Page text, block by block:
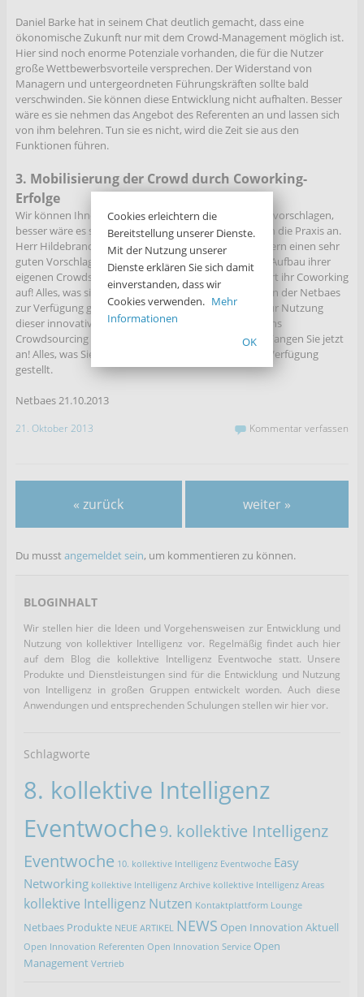
Daniel Barke hat in seinem Chat deutlich gemacht, dass eine
ökonomische Zukunft nur mit dem Crowd-Management möglich ist.
Hier sind noch enorme Potenziale vorhanden, die für die Nutzer
große Wettbewerbsvorteile versprechen. Der Widerstand von
Managern und untergeordneten Führungskräften sollte bald
verschwinden. Sie können diese Entwicklung nicht aufhalten. Besser
wäre es sie nehmen das Angebot des Referenten an und lassen sich
von ihm belehren. Tun sie es nicht, wird die Zeit sie aus den
Funktionen führen.
3. Mobilisierung der Crowd durch Coworking-
Erfolge
Wir können Ihnen noch viele theoretische Methoden vorschlagen,
besser wäre es sie fangen sofort mit der Umsetzung in die Praxis an.
Herr Hildebrandt hat mit seinem Team den Teilnehmern einen sehr
guten Vorschlag gemacht. Starten sie heute mit dem Aufbau ihrer
eigenen Crowdsourcing-Community – bauen sie sofort ihr Coworking
auf! Alles, was sie an Software dazu brauchen, wird von der Netbaes
zur Verfügung gestellt. Dieses kostenloses Angebot zur Nutzung
dieser innovativen Software ermöglicht den Einstieg ins
Crowdsourcing bzw. in die Variante des Coworkings. Fangen Sie jetzt
an! Alles, was Sie brauchen, wird in dieser Woche zur Verfügung
gestellt.
Netbaes 21.10.2013
21. Oktober 2013 Kommentar verfassen
« zurück weiter »
Du musstangemeldet sein, um kommentieren zu können.
BLOGINHALT
Wir stellen hier die Ideen und Vorgehensweisen zur Entwicklung und
Nutzung von kollektiver Intelligenz vor. Regelmäßig findet auch hier
auf dem Blog die kollektive Intelligenz Eventwoche statt. Unsere
Produkte und Dienstleistungen sind für die Entwicklung und Nutzung
von Intelligenz in großen Gruppen entwickelt worden. Auch diese
Anwendungen und entsprechenden Schulungen stellen wir hier vor.
Schlagworte
8. kollektive Intelligenz
Eventwoche9. kollektive Intelligenz
Eventwoche 10. kollektive Intelligenz Eventwoche Easy
Networking kollektive Intelligenz Archive kollektive Intelligenz Areas
kollektive Intelligenz Nutzen Kontaktplattform Lounge
Netbaes Produkte NEUE ARTIKEL NEWS Open Innovation Aktuell
Open Innovation Referenten Open Innovation Service Open
Management Vertrieb
Cookies erleichtern die
Bereitstellung unserer Dienste.
Mit der Nutzung unserer
Dienste erklären Sie sich damit
einverstanden, dass wir
Cookies verwenden. Mehr
Informationen
OK